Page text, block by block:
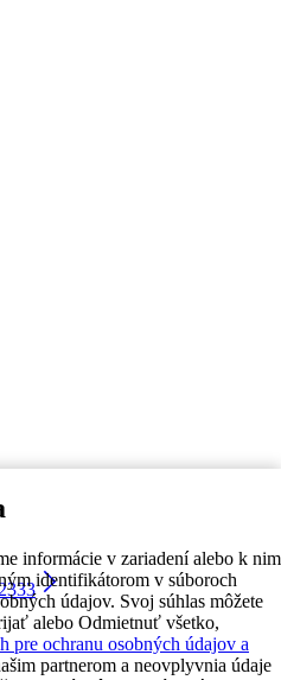
informácie v zariadení alebo k nim
identifikátorom v súboroch
údajov. Svoj súhlas môžete
alebo Odmietnuť všetko,
pre ochranu osobných údajov a
partnerom a neovplyvnia údaje